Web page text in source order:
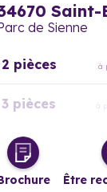
Saint-
de Sienne
2 pièces à
3 pièces à
4 pièces
Être